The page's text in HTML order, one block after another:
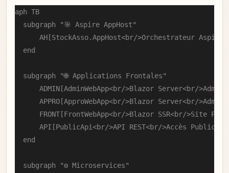
graph TB
    subgraph "🎯 Aspire AppHost"
AH[StockAsso.AppHost<br/>Orchestrateur Aspire
    end
    subgraph "🌐 Applications Frontales"
ADMIN[AdminWebApp<br/>Blazor Server<br/
APPRO[ApproWebApp<br/>Blazor Server<br/
FRONT[FrontWebApp<br/>Blazor SSR<br/>Site
        API[PublicApi<br/>API REST<br/>Accès Public]
    end
    subgraph "⚙️ Microservices"